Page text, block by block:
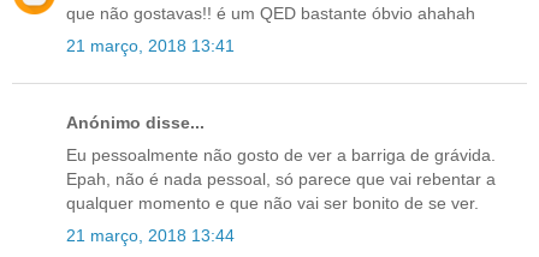
que não gostavas!! é um QED bastante óbvio ahahah
21 março, 2018 13:41
Anónimo disse...
Eu pessoalmente não gosto de ver a barriga de grávida.
Epah, não é nada pessoal, só parece que vai rebentar a
qualquer momento e que não vai ser bonito de se ver.
21 março, 2018 13:44